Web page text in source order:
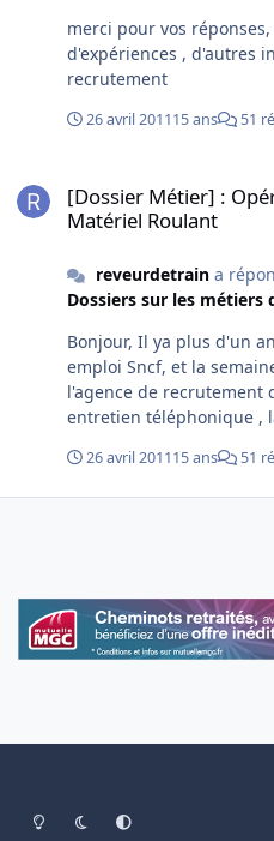
merci pour vos réponses, non j'ai un bts et 5 ans
d'expériences , d'autres info sur ce genre de
recrutement
26 avril 201115 ans 51
[Dossier Métier] :
Matériel Roulant
reveurdetraina
Dossiers sur les métiers
Bonjour, Il ya plus d'un an je m'étais inscrit sur le site
emploi Sncf, et la
l'agence de recrutement
entretien téléphonique ,
possible ( elle ma précisé
recrutement qui
serait-elle les P2 P3 que
recrutement me parait
qu'aprés cette journée si
jamais pratiqué ca je me
26 avril 201115 ans 51
Light ModeDark ModeSystem Preference